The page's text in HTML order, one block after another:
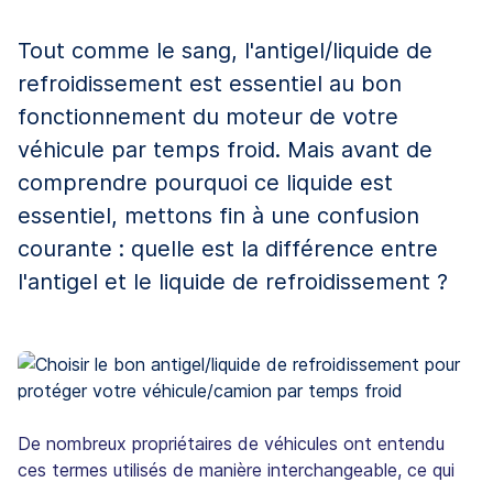
Tout comme le sang, l'antigel/liquide de
refroidissement est essentiel au bon
fonctionnement du moteur de votre
véhicule par temps froid. Mais avant de
comprendre pourquoi ce liquide est
essentiel, mettons fin à une confusion
courante : quelle est la différence entre
l'antigel et le liquide de refroidissement ?
De nombreux propriétaires de véhicules ont entendu
ces termes utilisés de manière interchangeable, ce qui